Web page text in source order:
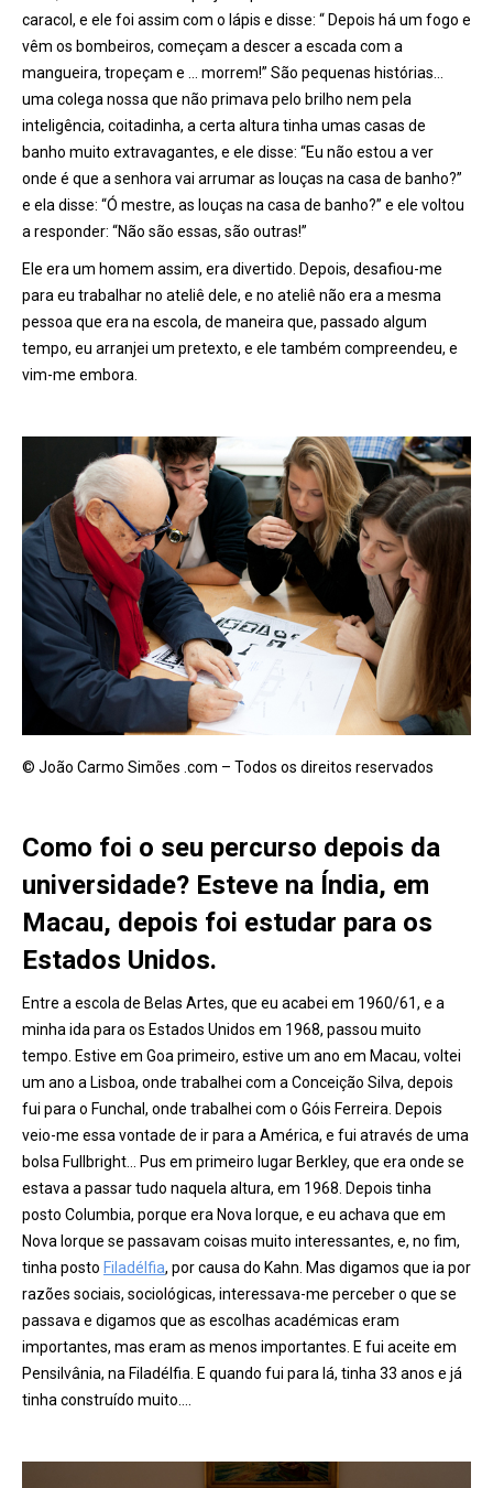
caracol, e ele foi assim com o lápis e disse: “ Depois há um fogo e
vêm os bombeiros, começam a descer a escada com a
mangueira, tropeçam e … morrem!” São pequenas histórias…
uma colega nossa que não primava pelo brilho nem pela
inteligência, coitadinha, a certa altura tinha umas casas de
banho muito extravagantes, e ele disse: “Eu não estou a ver
onde é que a senhora vai arrumar as louças na casa de banho?”
e ela disse: “Ó mestre, as louças na casa de banho?” e ele voltou
a responder: “Não são essas, são outras!”
Ele era um homem assim, era divertido. Depois, desafiou-me
para eu trabalhar no ateliê dele, e no ateliê não era a mesma
pessoa que era na escola, de maneira que, passado algum
tempo, eu arranjei um pretexto, e ele também compreendeu, e
vim-me embora.
© João Carmo Simões .com – Todos os direitos reservados
Como foi o seu percurso depois da
universidade? Esteve na Índia, em
Macau, depois foi estudar para os
Estados Unidos.
Entre a escola de Belas Artes, que eu acabei em 1960/61, e a
minha ida para os Estados Unidos em 1968, passou muito
tempo. Estive em Goa primeiro, estive um ano em Macau, voltei
um ano a Lisboa, onde trabalhei com a Conceição Silva, depois
fui para o Funchal, onde trabalhei com o Góis Ferreira. Depois
veio-me essa vontade de ir para a América, e fui através de uma
bolsa Fullbright… Pus em primeiro lugar Berkley, que era onde se
estava a passar tudo naquela altura, em 1968. Depois tinha
posto Columbia, porque era Nova Iorque, e eu achava que em
Nova Iorque se passavam coisas muito interessantes, e, no fim,
tinha posto Filadélfia, por causa do Kahn. Mas digamos que ia por
razões sociais, sociológicas, interessava-me perceber o que se
passava e digamos que as escolhas académicas eram
importantes, mas eram as menos importantes. E fui aceite em
Pensilvânia, na Filadélfia. E quando fui para lá, tinha 33 anos e já
tinha construído muito….